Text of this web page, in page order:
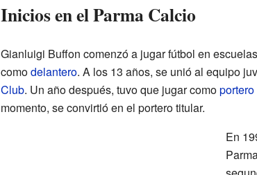
Inicios en el Parma Calcio
Gianluigi Buffon comenzó a jugar fútbol en
comodelantero. A los 13 años, se unió al equipo
Club. Un año después, tuvo que jugar comoportero
momento, se convirtió en el portero titular.
En